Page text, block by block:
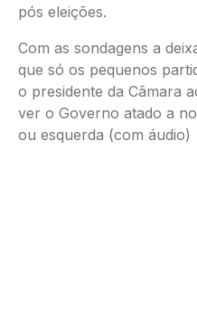
pós eleições.
Com as sondagens a
que só os pequenos
o presidente da Câmara
ver o Governo atado a
ou esquerda (com áudio)